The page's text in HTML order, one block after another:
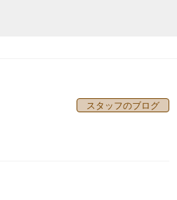
スタッフのブログ